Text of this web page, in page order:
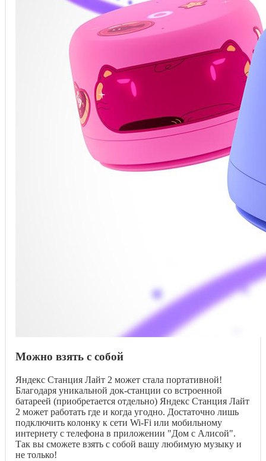
Можно взять с собой
Яндекс Станция Лайт 2 может стала портативной!
Благодаря уникальной док-станции со встроенной
батареей (приобретается отдельно) Яндекс Станция Лайт
2 может работать где и когда угодно. Достаточно лишь
подключить колонку к сети Wi-Fi или мобильному
интернету с телефона в приложении "Дом с Алисой".
Так вы сможете взять с собой вашу любимую музыку и
не только!